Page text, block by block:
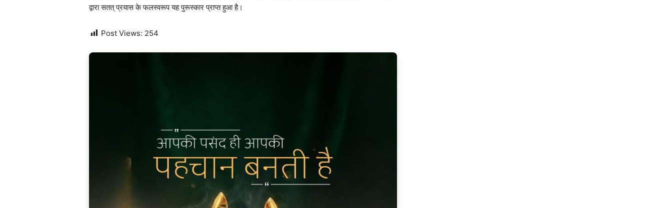
द्वारा सतत् प्रयास के फलस्वरूप यह पुरूस्कार प्राप्त हुआ है।
Post Views: 254